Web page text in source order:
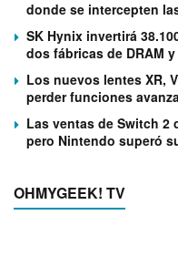
donde se intercepten
SK Hynix invertirá
dos fábricas de DRAM y
Los nuevos lentes XR,
perder funciones
Las ventas de Switch 2
pero Nintendo superó
OHMYGEEK! TV